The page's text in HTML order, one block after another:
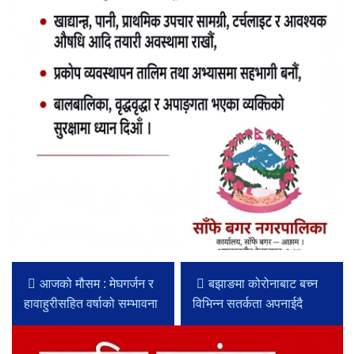
आजको मौसम : मेघगर्जन र
हावाहुरीसहित वर्षाको सम्भावना
बझाङमा कोरोनाबाट बच्न
विभिन्न सतर्कता अपनाईदै